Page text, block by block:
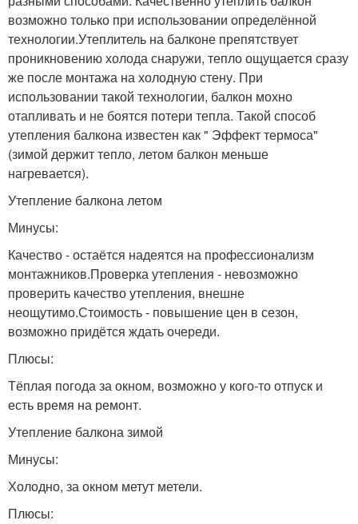
возможно только при использовании определённой
технологии.Утеплитель на балконе препятствует
проникновению холода снаружи, тепло ощущается сразу
же после монтажа на холодную стену. При
использовании такой технологии, балкон мохно
отапливать и не боятся потери тепла. Такой способ
утепления балкона известен как " Эффект термоса"
(зимой держит тепло, летом балкон меньше
нагревается).
Утепление балкона летом
Минусы:
Качество - остаётся надеятся на профессионализм
монтажников.Проверка утепления - невозможно
проверить качество утепления, внешне
неощутимо.Стоимость - повышение цен в сезон,
возможно придётся ждать очереди.
Плюсы:
Тёплая погода за окном, возможно у кого-то отпуск и
есть время на ремонт.
Утепление балкона зимой
Минусы:
Холодно, за окном метут метели.
Плюсы: